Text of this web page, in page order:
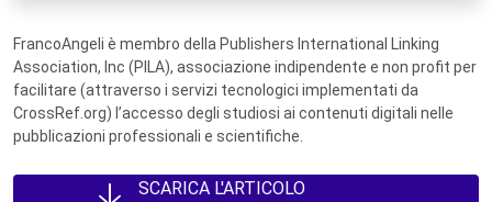
FrancoAngeli è membro della Publishers International Linking
Association, Inc (PILA), associazione indipendente e non profit per
facilitare (attraverso i servizi tecnologici implementati da
CrossRef.org) l’accesso degli studiosi ai contenuti digitali nelle
pubblicazioni professionali e scientifiche.
SCARICA L'ARTICOLO